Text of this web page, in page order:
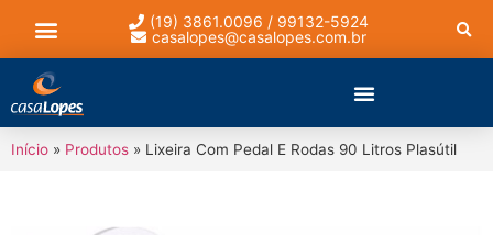
(19) 3861.0096 / 99132-5924
casalopes@casalopes.com.br
Início » Produtos » Lixeira Com Pedal E Rodas 90 Litros Plasútil